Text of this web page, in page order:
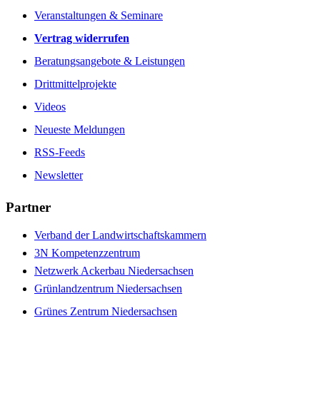
Veranstaltungen & Seminare
Vertrag widerrufen
Beratungsangebote & Leistungen
Drittmittelprojekte
Videos
Neueste Meldungen
RSS-Feeds
Newsletter
Partner
Verband der Landwirtschaftskammern
3N Kompetenzzentrum
Netzwerk Ackerbau Niedersachsen
Grünlandzentrum Niedersachsen
Grünes Zentrum Niedersachsen